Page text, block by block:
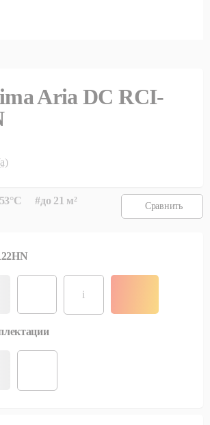
Aria DC RCI-
#до 21 м² Сравнить
i